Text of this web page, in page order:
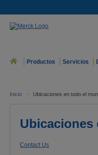
Productos Servicios
Inicio > Ubicaciones en todo el
Ubicaciones
Contact Us